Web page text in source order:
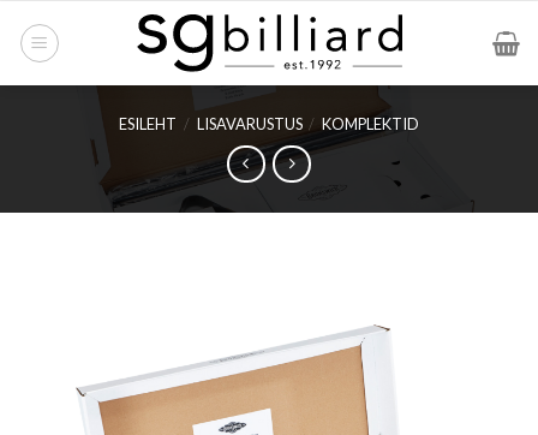
ESILEHT / LISAVARUSTUS / KOMPLEKTID